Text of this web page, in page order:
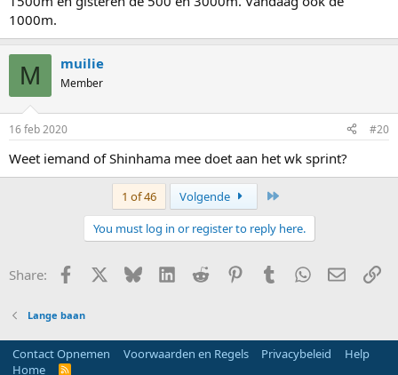
1000m.
M muilie
Member
16 feb 2020 #20
Weet iemand of Shinhama mee doet aan het wk sprint?
1 of 46 Volgende
You must log in or register to reply here.
Share: Facebook Bluesky LinkedInReddit PinterestTumblrWhatsApp
E-mail
Lange baan
Contact Opnemen Voorwaarden en Regels Privacybeleid
Help
Home
R